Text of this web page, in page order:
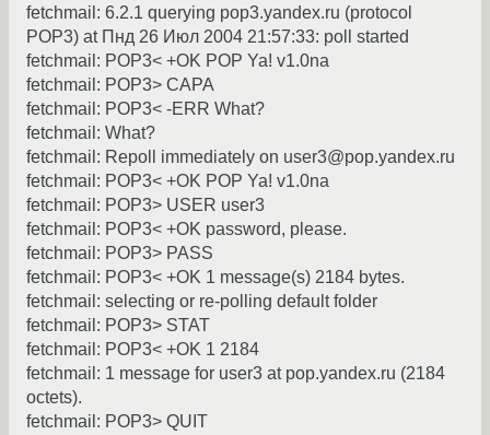
fetchmail: 6.2.1 querying pop3.yandex.ru (protocol
POP3) at Пнд 26 Июл 2004 21:57:33: poll started
fetchmail: POP3< +OK POP Ya! v1.0na
fetchmail: POP3> CAPA
fetchmail: POP3< -ERR What?
fetchmail: What?
fetchmail: Repoll immediately on user3@pop.yandex.ru
fetchmail: POP3< +OK POP Ya! v1.0na
fetchmail: POP3> USER user3
fetchmail: POP3< +OK password, please.
fetchmail: POP3> PASS
fetchmail: POP3< +OK 1 message(s) 2184 bytes.
fetchmail: selecting or re-polling default folder
fetchmail: POP3> STAT
fetchmail: POP3< +OK 1 2184
fetchmail: 1 message for user3 at pop.yandex.ru (2184
octets).
fetchmail: POP3> QUIT